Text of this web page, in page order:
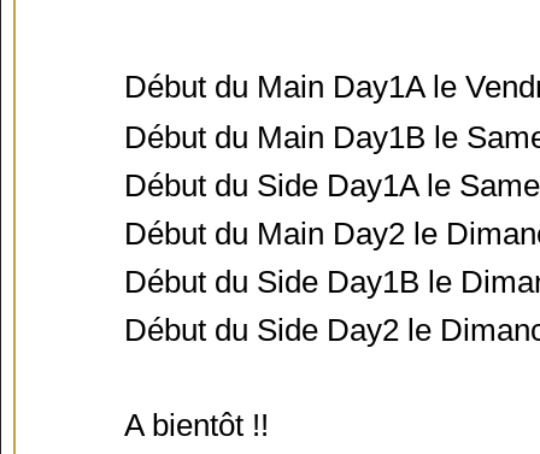
Début du Main Day1A le
Début du Main Day1B le
Début du Side Day1A le
Début du Main Day2 le
Début du Side Day1B le
Début du Side Day2 le
A bientôt !!